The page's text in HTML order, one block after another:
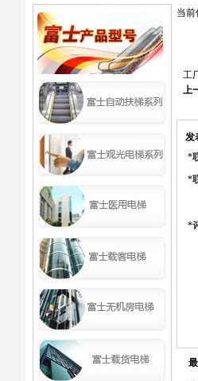
当前
工
上
发
*
*
*